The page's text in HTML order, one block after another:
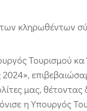
κληρωθέντων
Τουρισμού
2024»,
μας, θέτοντας
η Υπουργός